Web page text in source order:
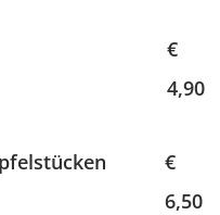
€
4,90
€
6,50